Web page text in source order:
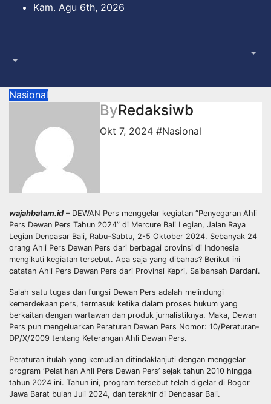
Kam. Agu 6th, 2026
Nasional
ByRedaksiwb
Okt 7, 2024 #Nasional
wajahbatam.id– DEWAN Pers menggelar kegiatan “Penyegaran Ahli
Pers Dewan Pers Tahun 2024” di Mercure Bali Legian, Jalan Raya
Legian Denpasar Bali, Rabu-Sabtu, 2-5 Oktober 2024. Sebanyak 24
orang Ahli Pers Dewan Pers dari berbagai provinsi di Indonesia
mengikuti kegiatan tersebut. Apa saja yang dibahas? Berikut ini
catatan Ahli Pers Dewan Pers dari Provinsi Kepri, Saibansah Dardani.
Salah satu tugas dan fungsi Dewan Pers adalah melindungi
kemerdekaan pers, termasuk ketika dalam proses hukum yang
berkaitan dengan wartawan dan produk jurnalistiknya. Maka, Dewan
Pers pun mengeluarkan Peraturan Dewan Pers Nomor: 10/Peraturan-
DP/X/2009 tentang Keterangan Ahli Dewan Pers.
Peraturan itulah yang kemudian ditindaklanjuti dengan menggelar
program ‘Pelatihan Ahli Pers Dewan Pers’ sejak tahun 2010 hingga
tahun 2024 ini. Tahun ini, program tersebut telah digelar di Bogor
Jawa Barat bulan Juli 2024, dan terakhir di Denpasar Bali.